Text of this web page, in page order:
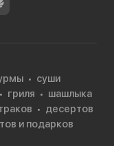
суши
гриля
шашлыка
десертов
и подарков